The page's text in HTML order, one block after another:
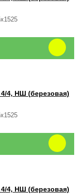
4, НШ (березовая)
4, НШ (березовая)